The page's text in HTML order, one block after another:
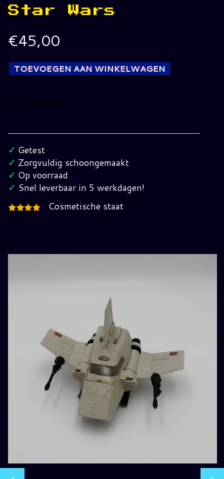
Star Wars
€45,00
TOEVOEGEN AAN WINKELWAGEN
1 op voorraad
6
Vintage
Star
Wars
hoeveelheid
✓ Getest
✓ Zorgvuldig schoongemaakt
✓ Op voorraad
✓ Snel leverbaar in 5 werkdagen!
Cosmetische staat